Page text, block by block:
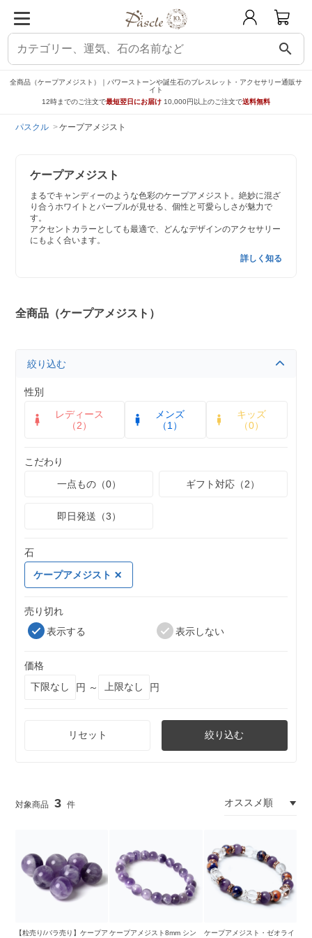
search
全商品（ケープアメジスト）｜パワーストーンや誕生石のブレスレット・アクセサリー通販サ
イト
12時までのご注文で最短翌日にお届け 10,000円以上のご注文で送料無料
パスクル ケープアメジスト
ケープアメジスト
まるでキャンディーのような色彩のケープアメジスト。絶妙に混ざ
り合うホワイトとパープルが見せる、個性と可愛らしさが魅力で
す。
アクセントカラーとしても最適で、どんなデザインのアクセサリー
にもよく合います。
詳しく知る
全商品（ケープアメジスト）
絞り込む
性別
レディース
（2）
メンズ
（1）
キッズ
（0）
こだわり
一点もの（0）
ギフト対応（2）
即日発送（3）
石
ケープアメジスト
売り切れ
表示する
表示しない
価格
円 ～
円
リセット 絞り込む
3
【粒売り/バラ売り】ケープア ケープアメジスト8mm シン
ケープアメジスト・ゼオライ